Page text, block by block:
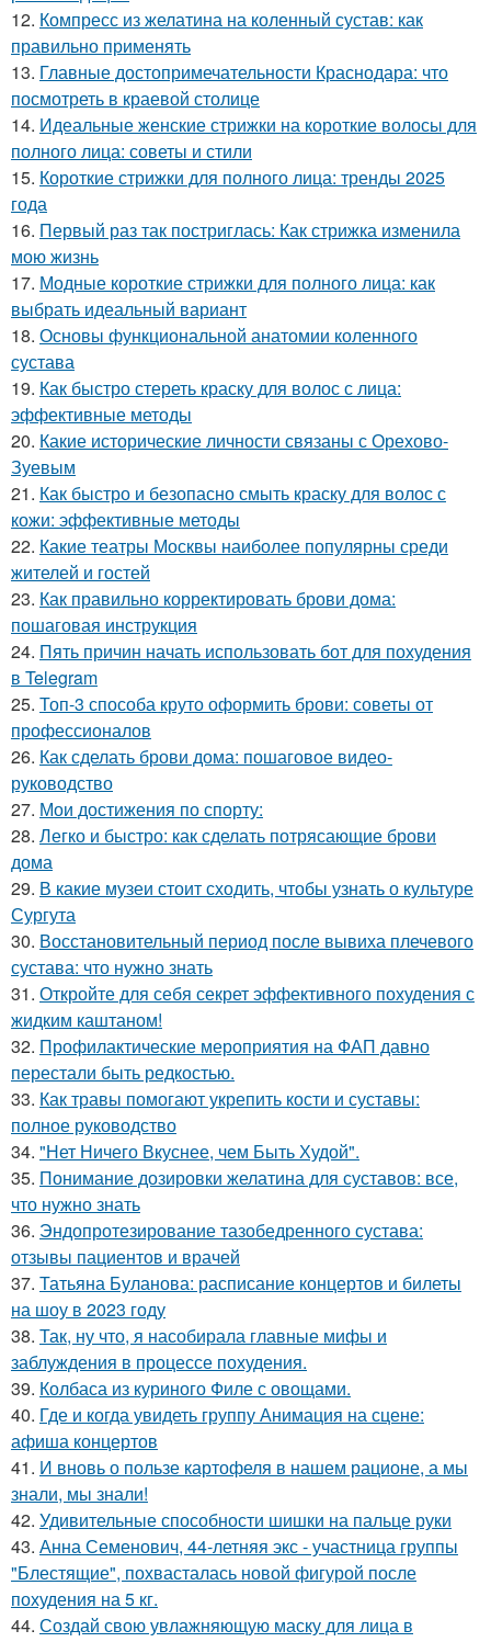
12. Компресс из желатина на коленный сустав: как
правильно применять
13. Главные достопримечательности Краснодара: что
посмотреть в краевой столице
14. Идеальные женские стрижки на короткие волосы для
полного лица: советы и стили
15. Короткие стрижки для полного лица: тренды 2025
года
16. Первый раз так постриглась: Как стрижка изменила
мою жизнь
17. Модные короткие стрижки для полного лица: как
выбрать идеальный вариант
18. Основы функциональной анатомии коленного
сустава
19. Как быстро стереть краску для волос с лица:
эффективные методы
20. Какие исторические личности связаны с Орехово-
Зуевым
21. Как быстро и безопасно смыть краску для волос с
кожи: эффективные методы
22. Какие театры Москвы наиболее популярны среди
жителей и гостей
23. Как правильно корректировать брови дома:
пошаговая инструкция
24. Пять причин начать использовать бот для похудения
в Telegram
25. Топ-3 способа круто оформить брови: советы от
профессионалов
26. Как сделать брови дома: пошаговое видео-
руководство
27. Мои достижения по спорту:
28. Легко и быстро: как сделать потрясающие брови
дома
29. В какие музеи стоит сходить, чтобы узнать о культуре
Сургута
30. Восстановительный период после вывиха плечевого
сустава: что нужно знать
31. Откройте для себя секрет эффективного похудения с
жидким каштаном!
32. Профилактические мероприятия на ФАП давно
перестали быть редкостью.
33. Как травы помогают укрепить кости и суставы:
полное руководство
34. "Нет Ничего Вкуснее, чем Быть Худой".
35. Понимание дозировки желатина для суставов: все,
что нужно знать
36. Эндопротезирование тазобедренного сустава:
отзывы пациентов и врачей
37. Татьяна Буланова: расписание концертов и билеты
на шоу в 2023 году
38. Так, ну что, я насобирала главные мифы и
заблуждения в процессе похудения.
39. Колбаса из куриного Филе с овощами.
40. Где и когда увидеть группу Анимация на сцене:
афиша концертов
41. И вновь о пользе картофеля в нашем рационе, а мы
знали, мы знали!
42. Удивительные способности шишки на пальце руки
43. Анна Семенович, 44-летняя экс - участница группы
"Блестящие", похвасталась новой фигурой после
похудения на 5 кг.
44. Создай свою увлажняющую маску для лица в